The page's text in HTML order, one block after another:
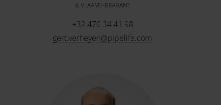
& VLAAMS-BRABANT
+32 476 34 41 98
gert.verheyen@pipelife.com